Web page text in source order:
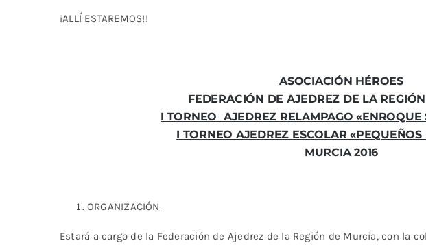
¡ALLÍ ESTAREMOS!!
ASOCIACIÓN HÉROES
FEDERACIÓN DE AJEDREZ DE LA
I TORNEO AJEDREZ RELAMPAGO «ENROQUE
I TORNEO AJEDREZ ESCOLAR «PEQUEÑOS
MURCIA 2016
ORGANIZACIÓN
Estará a cargo de la Federación de Ajedrez de la Región de Murcia, con la